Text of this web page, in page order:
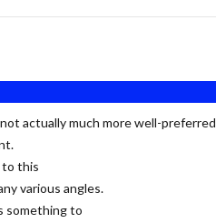
actually much more well-preferred
to this
various angles.
something to